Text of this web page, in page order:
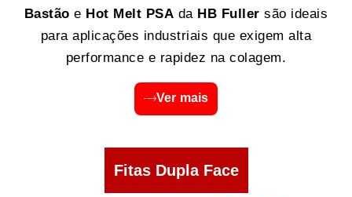
Bastão e Hot Melt PSA da HB Fuller são ideais
para aplicações industriais que exigem alta
performance e rapidez na colagem.
Ver mais
Fitas Dupla Face